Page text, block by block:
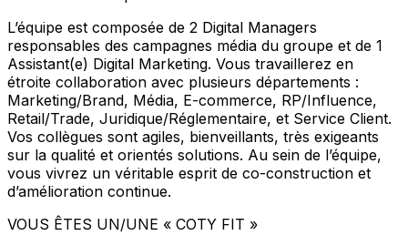
L’équipe est composée de 2 Digital Managers
responsables des campagnes média du groupe et de 1
Assistant(e) Digital Marketing. Vous travaillerez en
étroite collaboration avec plusieurs départements :
Marketing/Brand, Média, E-commerce, RP/Influence,
Retail/Trade, Juridique/Réglementaire, et Service Client.
Vos collègues sont agiles, bienveillants, très exigeants
sur la qualité et orientés solutions. Au sein de l’équipe,
vous vivrez un véritable esprit de co-construction et
d’amélioration continue.
VOUS ÊTES UN/UNE « COTY FIT »